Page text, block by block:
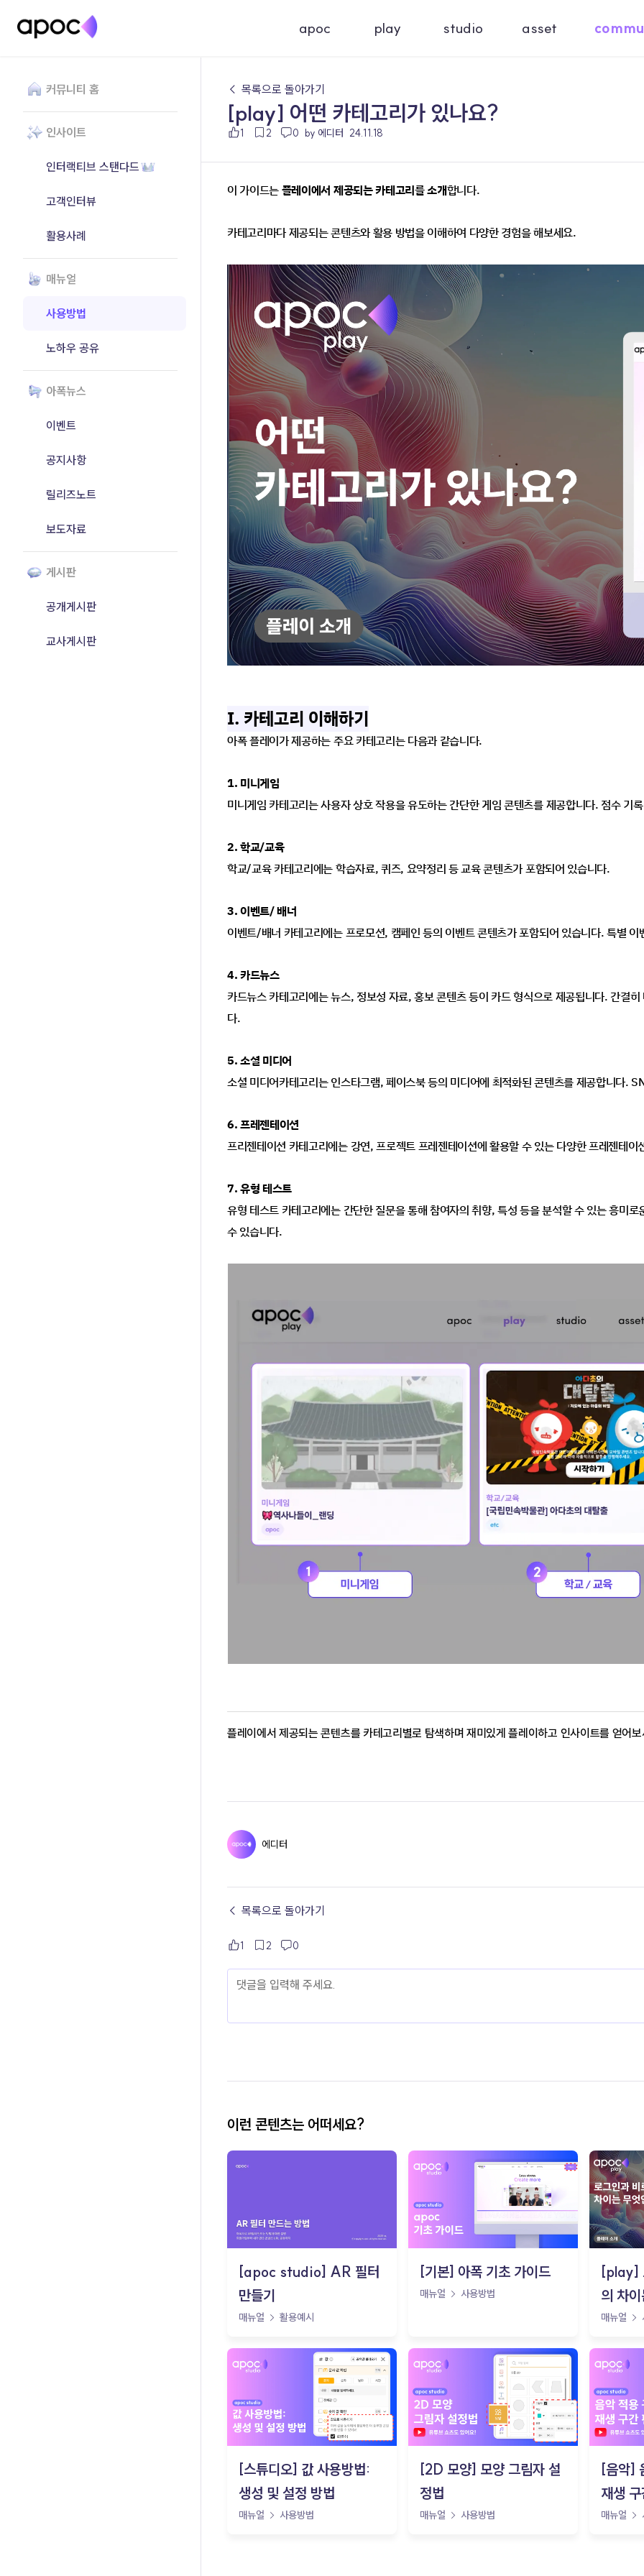
apoc play studio asset
커뮤니티 홈
인사이트
인터랙티브 스탠다드
고객인터뷰
활용사례
매뉴얼
사용방법
노하우 공유
아폭뉴스
이벤트
공지사항
릴리즈노트
보도자료
게시판
공개게시판
교사게시판
← 목록으로 돌아가기
[play] 어떤 카테고리가 있나요?
1 2 0 by 에디터 24.11.18
이 가이드는 플레이에서 제공되는 카테고리를 소개합니다.
카테고리마다 제공되는 콘텐츠와 활용 방법을 이해하여 다양한 경험을 해보세요.
I. 카테고리 이해하기
아폭 플레이가 제공하는 주요 카테고리는 다음과 같습니다.
1. 미니게임
미니게임 카테고리는 사용자 상호 작용을 유도하는 간단한 게임 콘텐츠를 제공합니다. 점수 기
2. 학교/교육
학교/교육 카테고리에는 학습자료, 퀴즈, 요약정리 등 교육 콘텐츠가 포함되어 있습니다.
3. 이벤트/ 배너
이벤트/배너 카테고리에는 프로모션, 캠페인 등의 이벤트 콘텐츠가 포함되어 있습니다. 특별
4. 카드뉴스
카드뉴스 카테고리에는 뉴스, 정보성 자료, 홍보 콘텐츠 등이 카드 형식으로 제공됩니다. 간결
다.
5. 소셜 미디어
소셜 미디어카테고리는 인스타그램, 페이스북 등의 미디어에 최적화된 콘텐츠를 제공합니다.
6. 프레젠테이션
프리젠테이션 카테고리에는 강연, 프로젝트 프레젠테이션에 활용할 수 있는 다양한 프레젠테이
7. 유형 테스트
유형 테스트 카테고리에는 간단한 질문을 통해 참여자의 취향, 특성 등을 분석할 수 있는 흥미
수 있습니다.
플레이에서 제공되는 콘텐츠를 카테고리별로 탐색하며 재미있게 플레이하고 인사이트를 얻어보
에디터
← 목록으로 돌아가기
1 2 0
이런 콘텐츠는 어떠세요?
[apoc studio] AR 필터
만들기
매뉴얼 활용예시
[기본] 아폭 기초 가이드
매뉴얼 사용방법
[play]
의 차
매뉴얼
[스튜디오] 값 사용방법:
생성 및 설정 방법
매뉴얼 사용방법
[2D 모양] 모양 그림자 설
정법
매뉴얼 사용방법
[음악]
재생
매뉴얼